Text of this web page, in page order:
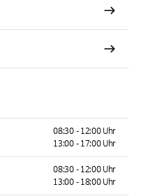
08:30 - 12:00 Uhr
13:00 - 17:00 Uhr
08:30 - 12:00 Uhr
13:00 - 18:00 Uhr